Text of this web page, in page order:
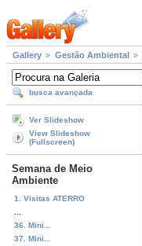
Gallery Gestão Ambiental
busca avançada
Ver Slideshow
View Slideshow
(Fullscreen)
Semana de Meio
Ambiente
1. Visitas ATERRO
36. Mini...
37. Mini...